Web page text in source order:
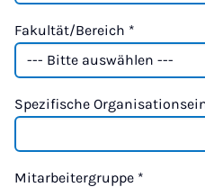
Fakultät/Bereich *
Spezifische
Mitarbeitergruppe *